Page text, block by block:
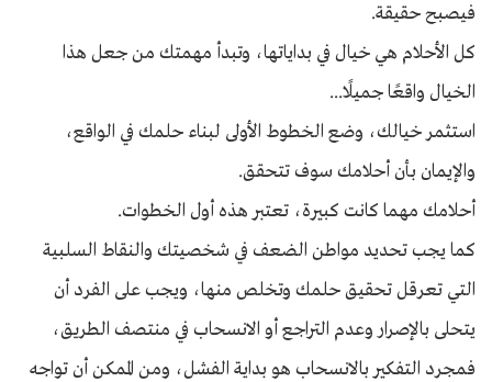
فيصبح حقيقة.
كل الأحلام هي خيال في بداياتها، وتبدأ مهمتك من جعل هذا
الخيال واقعًا جميلًا...
استثمر خيالك، وضع الخطوط الأولى لبناء حلمك في الواقع،
والإيمان بأن أحلامك سوف تتحقق.
أحلامك مهما كانت كبيرة، تعتبر هذه أول الخطوات.
كما يجب تحديد مواطن الضعف في شخصيتك والنقاط السلبية
التي تعرقل تحقيق حلمك وتخلص منها، ويجب على الفرد أن
يتحلى بالإصرار وعدم التراجع أو الانسحاب في منتصف الطريق،
فمجرد التفكير بالانسحاب هو بداية الفشل، ومن الممكن أن تواجه